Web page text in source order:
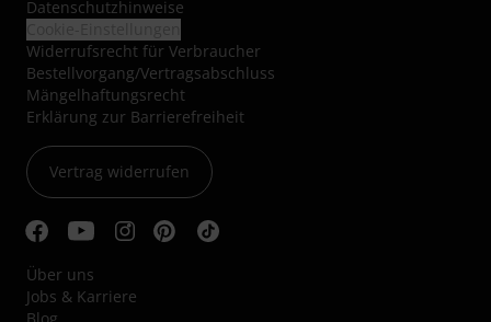
Datenschutzhinweise
Widerrufsrecht für Verbraucher
Bestellvorgang/Vertragsabschluss
Mängelhaftungsrecht
Erklärung zur Barrierefreiheit
Vertrag widerrufen
Über uns
Jobs & Karriere